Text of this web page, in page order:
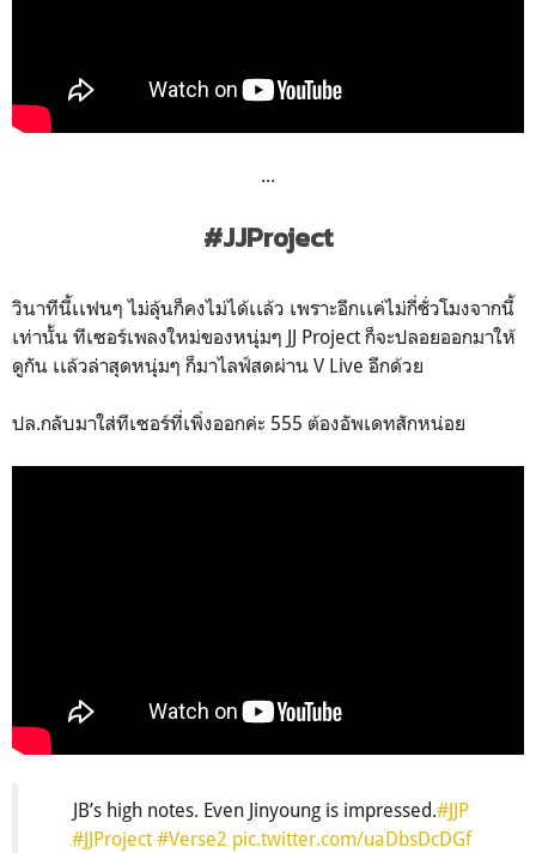
...
#JJProject
วินาทีนี้เเฟนๆ ไม่ลุ้นก็คงไม่ได้เเล้ว เพราะอีกเเค่ไม่กี่ชั่วโมงจากนี้
เท่านั้น ทีเซอร์เพลงใหม่ของหนุ่มๆ JJ Project ก็จะปลอยออกมาให้
ดูกัน เเล้วล่าสุดหนุ่มๆ ก็มาไลฟ์สดผ่าน V Live อีกด้วย
ปล.กลับมาใส่ทีเซอร์ที่เพิ่งออกค่ะ 555 ต้องอัพเดทสักหน่อย
JB’s high notes. Even Jinyoung is impressed.#JJP
#JJProject #Verse2 pic.twitter.com/uaDbsDcDGf